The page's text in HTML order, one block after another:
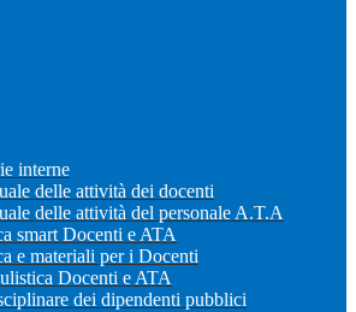
interne
delle attività dei docenti
delle attività del personale A.T.A
smart Docenti e ATA
e materiali per i Docenti
Docenti e ATA
dei dipendenti pubblici